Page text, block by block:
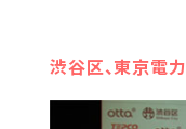
渋谷区、東京電